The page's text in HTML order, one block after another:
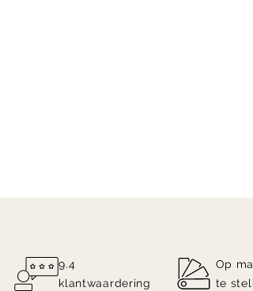
9.4
klantwaardering
Op
te